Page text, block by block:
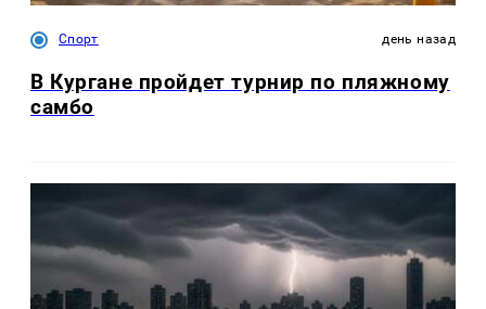
Спорт день назад
В Кургане пройдет турнир по пляжному
самбо